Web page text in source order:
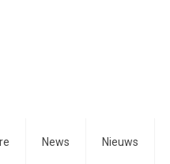
News Nieuws